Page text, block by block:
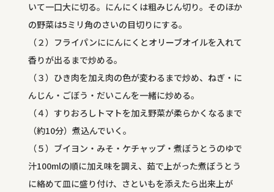
いて一口大に切る。にんにくは粗みじん切り。そのほか
の野菜は5ミリ角のさいの目切りにする。
（２）フライパンににんにくとオリーブオイルを入れて
香りが出るまで炒める。
（３）ひき肉を加え肉の色が変わるまで炒め、ねぎ・に
んじん・ごぼう・だいこんを一緒に炒める。
（４）すりおろしトマトを加え野菜が柔らかくなるまで
（約10分）煮込んでいく。
（５）ブイヨン・みそ・ケチャップ・煮ぼうとうのゆで
汁100mlの順に加え味を調え、茹で上がった煮ぼうとう
に絡めて皿に盛り付け、さといもを添えたら出来上が